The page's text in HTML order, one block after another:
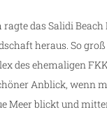
das Salidi
heraus. So
des ehemaligen
Anblick, wenn
Meer blickt und